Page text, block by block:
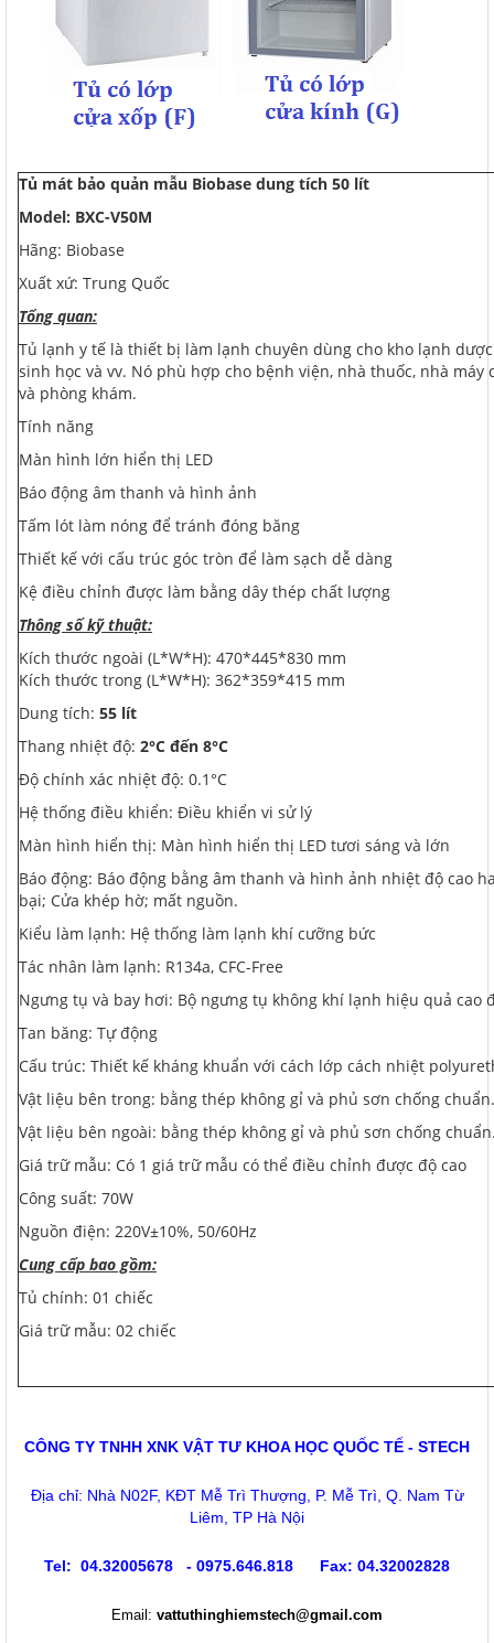
Tủ mát bảo quản mẫu Biobase dung tích 50 lít
Model: BXC-V50M
Hãng: Biobase
Xuất xứ: Trung Quốc
Tổng quan:
Tủ lạnh y tế là thiết bị làm lạnh chuyên dùng cho kho lạnh
sinh học và vv. Nó phù hợp cho bệnh viện, nhà thuốc, nhà
và phòng khám.
Tính năng
Màn hình lớn hiển thị LED
Báo động âm thanh và hình ảnh
Tấm lót làm nóng để tránh đóng băng
Thiết kế với cấu trúc góc tròn để làm sạch dễ dàng
Kệ điều chỉnh được làm bằng dây thép chất lượng
Thông số kỹ thuật:
Kích thước ngoài (L*W*H): 470*445*830 mm
Kích thước trong (L*W*H): 362*359*415 mm
Dung tích: 55 lít
Thang nhiệt độ: 2°C đến 8°C
Độ chính xác nhiệt độ: 0.1°C
Hệ thống điều khiển: Điều khiển vi sử lý
Màn hình hiển thị: Màn hình hiển thị LED tươi sáng và lớn
Báo động: Báo động bằng âm thanh và hình ảnh nhiệt độ cao
bại; Cửa khép hờ; mất nguồn.
Kiểu làm lạnh: Hệ thống làm lạnh khí cưỡng bức
Tác nhân làm lạnh: R134a, CFC-Free
Ngưng tụ và bay hơi: Bộ ngưng tụ không khí lạnh hiệu quả cao
Tan băng: Tự động
Cấu trúc: Thiết kế kháng khuẩn với cách lớp cách nhiệt
Vật liệu bên trong: bằng thép không gỉ và phủ sơn chống chuẩn.
Vật liệu bên ngoài: bằng thép không gỉ và phủ sơn chống
Giá trữ mẫu: Có 1 giá trữ mẫu có thể điều chỉnh được độ cao
Công suất: 70W
Nguồn điện: 220V±10%, 50/60Hz
Cung cấp bao gồm:
Tủ chính: 01 chiếc
Giá trữ mẫu: 02 chiếc
CÔNG TY TNHH XNK VẬT TƯ KHOA HỌC QUỐC TẾ - STECH
Địa chỉ: Nhà N02F, KĐT Mễ Trì Thượng, P. Mễ Trì, Q. Nam Từ
Liêm, TP Hà Nội
Tel: 04.32005678 - 0975.646.818 Fax: 04.32002828
Email: vattuthinghiemstech@gmail.com